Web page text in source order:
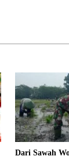
Dari Sawah